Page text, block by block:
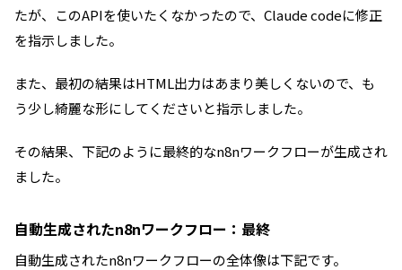
たが、このAPIを使いたくなかったので、Claude codeに修正
を指示しました。
また、最初の結果はHTML出力はあまり美しくないので、も
う少し綺麗な形にしてくださいと指示しました。
その結果、下記のように最終的なn8nワークフローが生成され
ました。
自動生成されたn8nワークフロー：最終
自動生成されたn8nワークフローの全体像は下記です。